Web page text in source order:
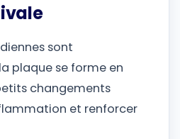
sont
plaque se forme en
changements
et renforcer